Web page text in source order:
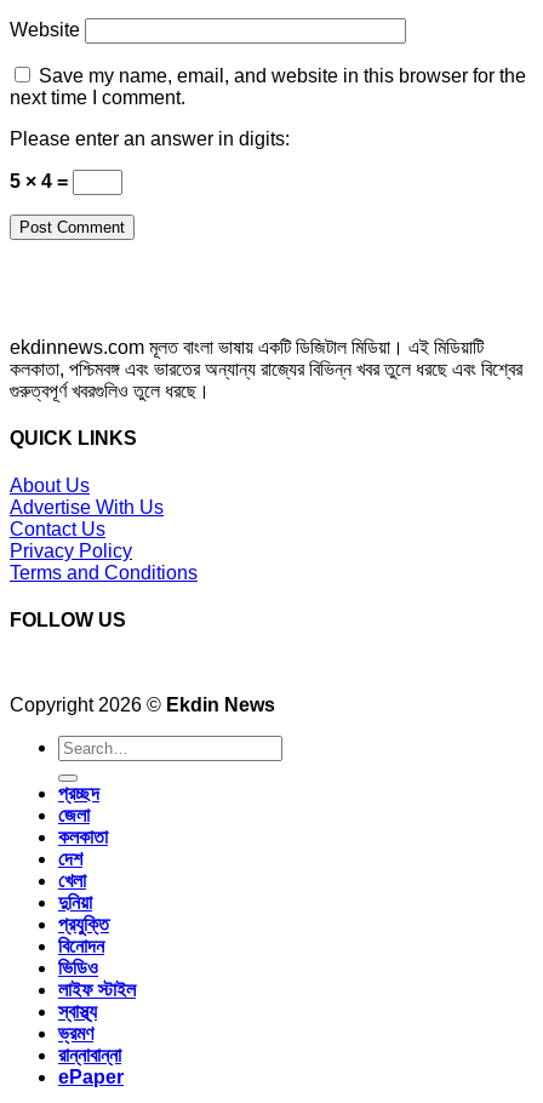
Website
Save my name, email, and website in this browser for the
next time I comment.
Please enter an answer in digits:
5 × 4 =
ekdinnews.com মূলত বাংলা ভাষায় একটি ডিজিটাল মিডিয়া। এই মিডিয়াটি
কলকাতা, পশ্চিমবঙ্গ এবং ভারতের অন্যান্য রাজ্যের বিভিন্ন খবর তুলে ধরছে এবং বিশ্বের
গুরুত্বপূর্ণ খবরগুলিও তুলে ধরছে।
QUICK LINKS
About Us
Advertise With Us
Contact Us
Privacy Policy
Terms and Conditions
FOLLOW US
Copyright 2026 © Ekdin News
প্রচ্ছদ
জেলা
কলকাতা
দেশ
খেলা
দুনিয়া
প্রযুক্তি
বিনোদন
ভিডিও
লাইফ স্টাইল
স্বাস্থ্য
ভ্রমণ
রান্নাবান্না
ePaper